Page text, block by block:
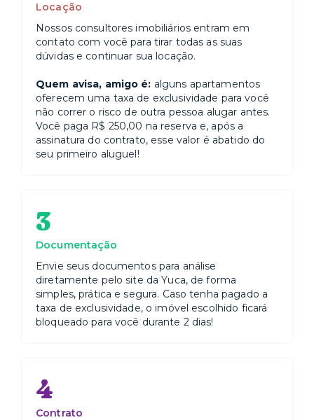
Locação
Nossos consultores imobiliários entram em
contato com você para tirar todas as suas
dúvidas e continuar sua locação.
Quem avisa, amigo é: alguns apartamentos
oferecem uma taxa de exclusividade para você
não correr o risco de outra pessoa alugar antes.
Você paga R$ 250,00 na reserva e, após a
assinatura do contrato, esse valor é abatido do
seu primeiro aluguel!
3
Documentação
Envie seus documentos para análise
diretamente pelo site da Yuca, de forma
simples, prática e segura. Caso tenha pagado a
taxa de exclusividade, o imóvel escolhido ficará
bloqueado para você durante 2 dias!
4
Contrato